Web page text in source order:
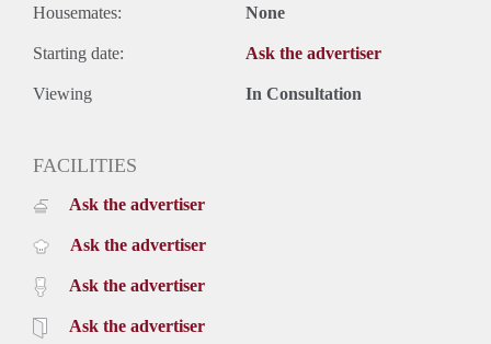
Housemates: None
Starting date: Ask the advertiser
Viewing In Consultation
FACILITIES
Ask the advertiser
Ask the advertiser
Ask the advertiser
Ask the advertiser